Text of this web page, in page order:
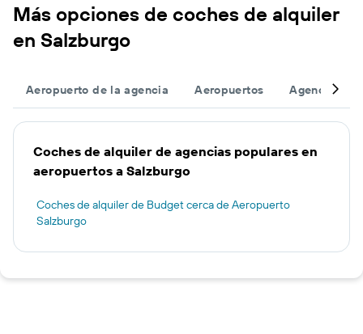
Más opciones de coches de alquiler
en Salzburgo
Aeropuerto de la agencia Aeropuertos Agencias
Coches de alquiler de agencias populares en
aeropuertos a Salzburgo
Coches de alquiler de Budget cerca de Aeropuerto
Salzburgo